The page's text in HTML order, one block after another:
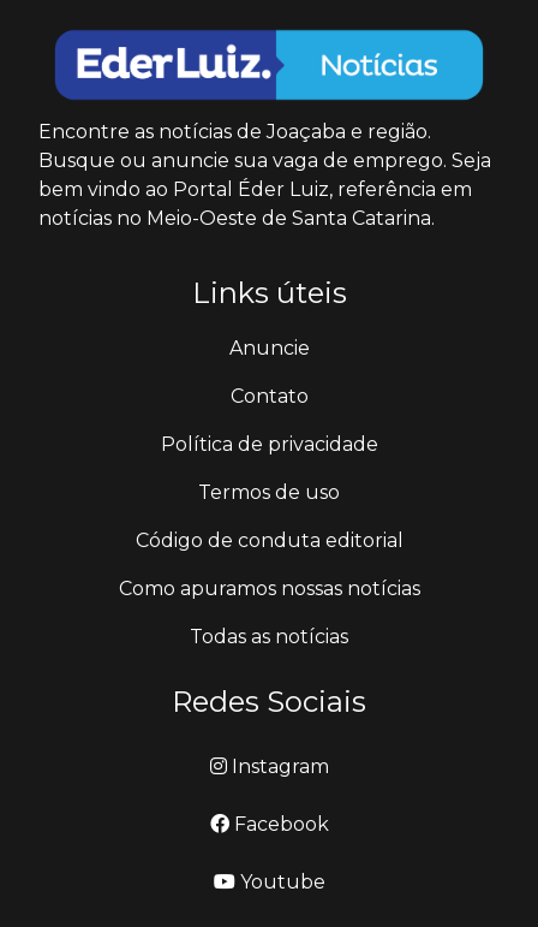
Encontre as notícias de Joaçaba e região.
Busque ou anuncie sua vaga de emprego. Seja
bem vindo ao Portal Éder Luiz, referência em
notícias no Meio-Oeste de Santa Catarina.
Links úteis
Anuncie
Contato
Política de privacidade
Termos de uso
Código de conduta editorial
Como apuramos nossas notícias
Todas as notícias
Redes Sociais
Instagram
Facebook
Youtube